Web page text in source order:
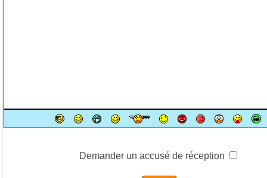
Demander un accusé de réception